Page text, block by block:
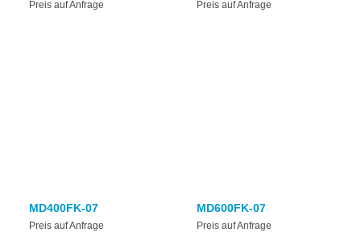
Preis auf Anfrage Preis auf Anfrage
MD400FK-07
Preis auf Anfrage
MD600FK-07
Preis auf Anfrage